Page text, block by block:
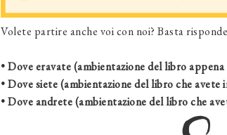
Volete partire anche voi con noi? Basta
• Dove eravate (ambientazione del libro
• Dove siete (ambientazione del libro che
• Dove andrete (ambientazione del libro che